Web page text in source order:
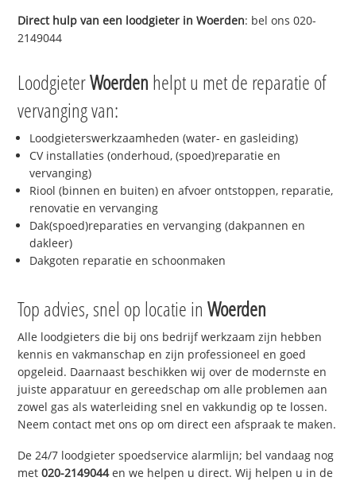
Direct hulp van een loodgieter inWoerden: bel ons 020-
2149044
LoodgieterWoerden helpt u met de reparatie of
vervanging van:
Loodgieterswerkzaamheden (water- en gasleiding)
CV installaties (onderhoud, (spoed)reparatie en
vervanging)
Riool (binnen en buiten) en afvoer ontstoppen, reparatie,
renovatie en vervanging
Dak(spoed)reparaties en vervanging (dakpannen en
dakleer)
Dakgoten reparatie en schoonmaken
Top advies, snel op locatie inWoerden
Alle loodgieters die bij ons bedrijf werkzaam zijn hebben
kennis en vakmanschap en zijn professioneel en goed
opgeleid. Daarnaast beschikken wij over de modernste en
juiste apparatuur en gereedschap om alle problemen aan
zowel gas als waterleiding snel en vakkundig op te lossen.
Neem contact met ons op om direct een afspraak te maken.
De 24/7 loodgieter spoedservice alarmlijn; bel vandaag nog
met020-2149044en we helpen u direct. Wij helpen u in de